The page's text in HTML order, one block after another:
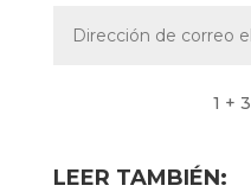
1 + 3
LEER TAMBIÉN: